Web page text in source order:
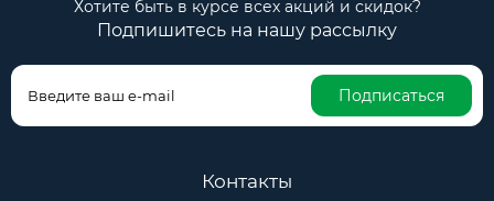
Хотите быть в курсе всех акций и скидок?
Подпишитесь на нашу рассылку
Подписаться
Контакты